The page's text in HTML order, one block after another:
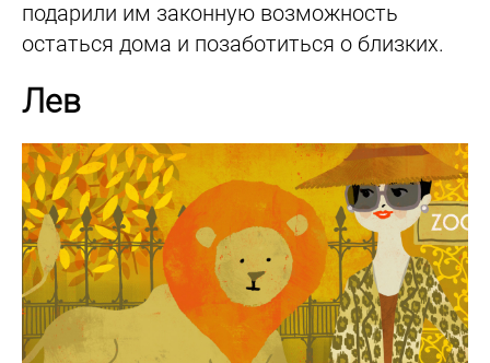
подарили им законную возможность
остаться дома и позаботиться о близких.
Лев